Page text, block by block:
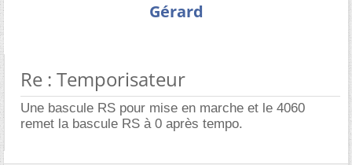
Gérard
Re : Temporisateur
Une bascule RS pour mise en marche et le 4060
remet la bascule RS à 0 après tempo.